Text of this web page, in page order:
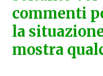
commenti
la
mostra